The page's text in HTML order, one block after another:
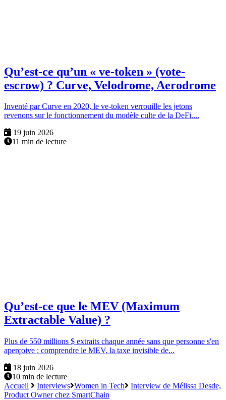
Qu’est-ce qu’un « ve-token » (vote-
escrow) ? Curve, Velodrome, Aerodrome
Inventé par Curve en 2020, le ve-token verrouille les jetons
revenons sur le fonctionnement du modèle culte de la DeFi....
19 juin 2026
11 min de lecture
Qu’est-ce que le MEV (Maximum
Extractable Value) ?
Plus de 550 millions $ extraits chaque année sans que personne s'en
aperçoive : comprendre le MEV, la taxe invisible de...
18 juin 2026
10 min de lecture
Accueil
Interviews Women in Tech
Interview de Mélissa Desde,
Product Owner chez SmartChain